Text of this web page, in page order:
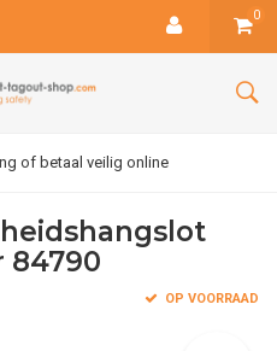
0
of betaal veilig online
84790
OP VOORRAAD